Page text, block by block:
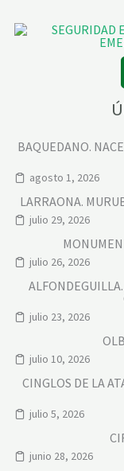
BAQUEDANO.
agosto 1, 2026
LARRAONA.
julio 29, 2026
julio 26, 2026
julio 23, 2026
julio 10, 2026
CINGLOS DE LA
julio 5, 2026
junio 28, 2026